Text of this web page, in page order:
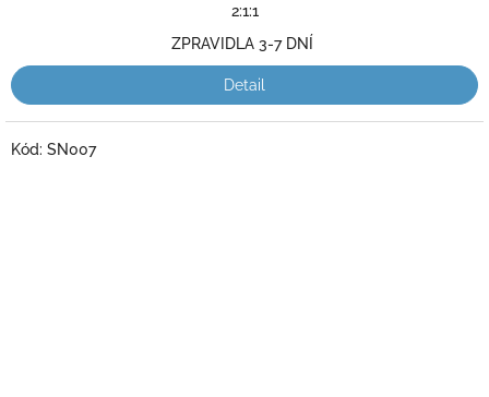
z
hvězdiček.
2:1:1
ZPRAVIDLA 3-7 DNÍ
Detail
Kód: SN007